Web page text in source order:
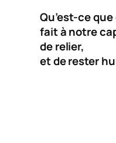
Qu’est-ce
fait à notre
de relier,
et de rester